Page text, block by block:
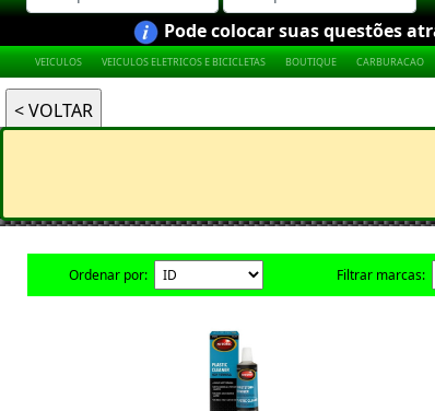
Pode colocar suas questões
VEICULOS VEICULOS ELETRICOS E BICICLETAS BOUTIQUE CARBURACAO
Ordenar por: Filtrar marcas: